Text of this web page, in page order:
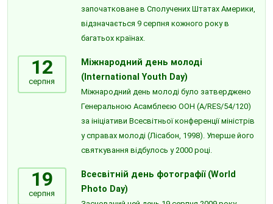
започатковане в Сполучених Штатах Америки,
відзначається 9 серпня кожного року в
багатьох країнах.
12
серпня
Міжнародний день молоді
(International Youth Day)
Міжнародний день молоді було затверджено
Генеральною Асамблеєю ООН (A/RES/54/120)
за ініціативи Всесвітньої конференції міністрів
у справах молоді (Лісабон, 1998). Уперше його
святкування відбулось у 2000 році.
19
серпня
Всесвітній день фотографії (World
Photo Day)